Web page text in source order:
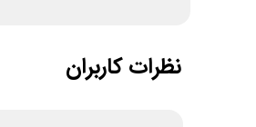
نظرات کاربران